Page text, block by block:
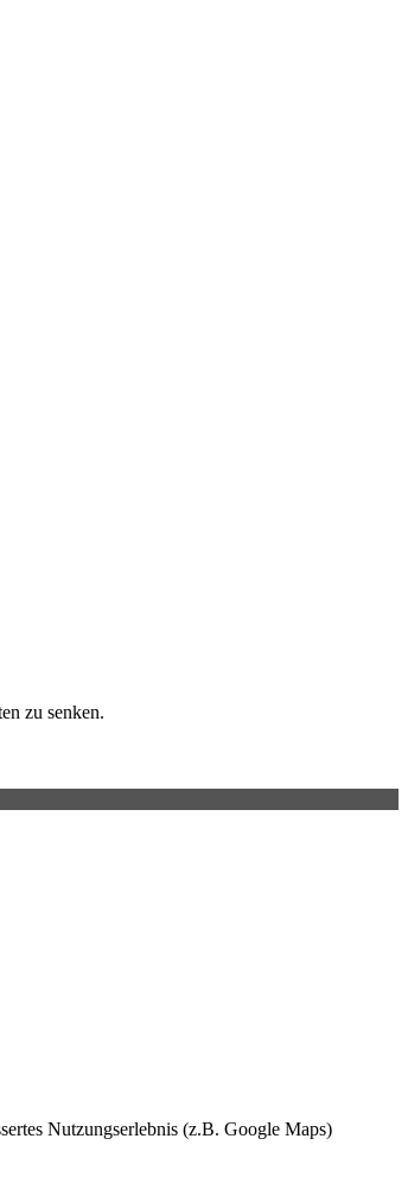
zu senken.
Nutzungserlebnis (z.B. Google Maps)